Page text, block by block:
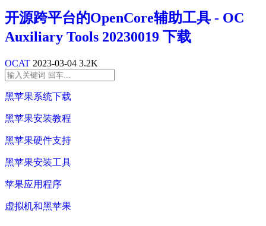
开源跨平台的OpenCore辅助工具 - OC
Auxiliary Tools 20230019 下载
OCAT 2023-03-04 3.2K
黑苹果系统下载
黑苹果安装教程
黑苹果硬件支持
黑苹果安装工具
苹果应用程序
虚拟机和黑苹果